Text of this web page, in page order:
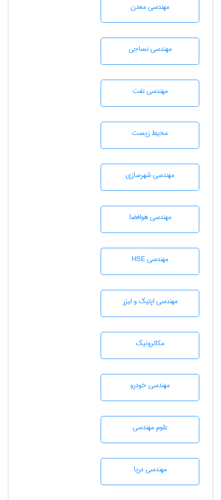
مهندسی معدن
مهندسي نساجی
مهندسی نفت
محيط زيست
مهندسی شهرسازی
مهندسی هوافضا
مهندسی HSE
مهندسی اپتیک و لیزر
مکاترونیک
مهندسی خودرو
علوم مهندسی
مهندسی دریا